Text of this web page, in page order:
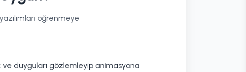
öğrenmeye
ve duyguları gözlemleyip animasyona